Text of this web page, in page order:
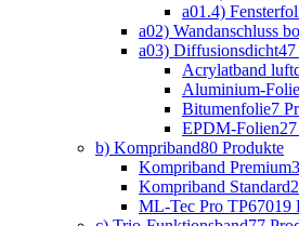
a01.4)
a02) Wandanschluss
a03) Diffusionsdicht47
Acrylatband
Aluminium-Folie
Bitumenfolie7
EPDM-Folien
b) Kompriband80 Produkte
Kompriband Premium
Kompriband Standard
ML-Tec Pro TP67019